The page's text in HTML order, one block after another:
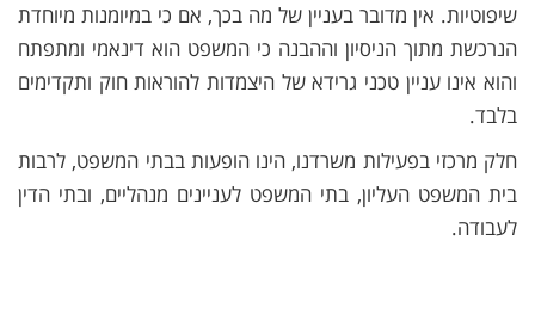
שיפוטיות. אין מדובר בעניין של מה בכך, אם כי במיומנות מיוחדת
הנרכשת מתוך הניסיון וההבנה כי המשפט הוא דינאמי ומתפתח
והוא אינו עניין טכני גרידא של היצמדות להוראות חוק ותקדימים
בלבד.
חלק מרכזי בפעילות משרדנו, הינו הופעות בבתי המשפט, לרבות
בית המשפט העליון, בתי המשפט לעניינים מנהליים, ובתי הדין
לעבודה.